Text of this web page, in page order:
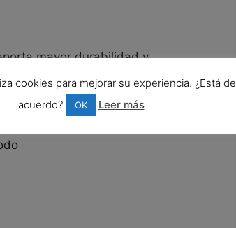
mayor durabilidad y
cookies para mejorar su experiencia. ¿Está de
acuerdo?
OK Leer más